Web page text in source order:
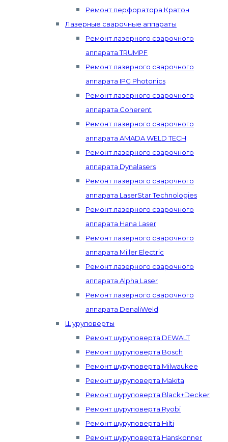
Ремонт перфоратора Кратон
Лазерные сварочные аппараты
Ремонт лазерного сварочного
аппарата TRUMPF
Ремонт лазерного сварочного
аппарата IPG Photonics
Ремонт лазерного сварочного
аппарата Coherent
Ремонт лазерного сварочного
аппарата AMADA WELD TECH
Ремонт лазерного сварочного
аппарата Dynalasers
Ремонт лазерного сварочного
аппарата LaserStar Technologies
Ремонт лазерного сварочного
аппарата Hana Laser
Ремонт лазерного сварочного
аппарата Miller Electric
Ремонт лазерного сварочного
аппарата Alpha Laser
Ремонт лазерного сварочного
аппарата DenaliWeld
Шуруповерты
Ремонт шуруповерта DEWALT
Ремонт шуруповерта Bosch
Ремонт шуруповерта Milwaukee
Ремонт шуруповерта Makita
Ремонт шуруповерта Black+Decker
Ремонт шуруповерта Ryobi
Ремонт шуруповерта Hilti
Ремонт шуруповерта Hanskonner